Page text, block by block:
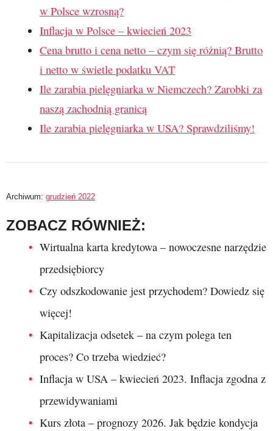
w Polsce wzrosną?
Inflacja w Polsce – kwiecień 2023
Cena brutto i cena netto – czym się różnią? Brutto
i netto w świetle podatku VAT
Ile zarabia pielęgniarka w Niemczech? Zarobki za
naszą zachodnią granicą
Ile zarabia pielęgniarka w USA? Sprawdziliśmy!
Archiwum: grudzień 2022
ZOBACZ RÓWNIEŻ:
Wirtualna karta kredytowa – nowoczesne narzędzie
przedsiębiorcy
Czy odszkodowanie jest przychodem? Dowiedz się
więcej!
Kapitalizacja odsetek – na czym polega ten
proces? Co trzeba wiedzieć?
Inflacja w USA – kwiecień 2023. Inflacja zgodna z
przewidywaniami
Kurs złota – prognozy 2026. Jak będzie kondycja